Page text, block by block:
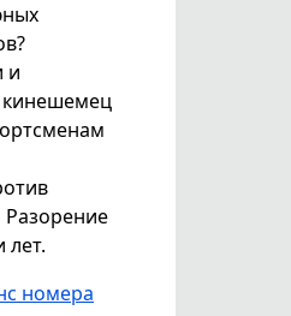
и
кинешемец
лет.
номера